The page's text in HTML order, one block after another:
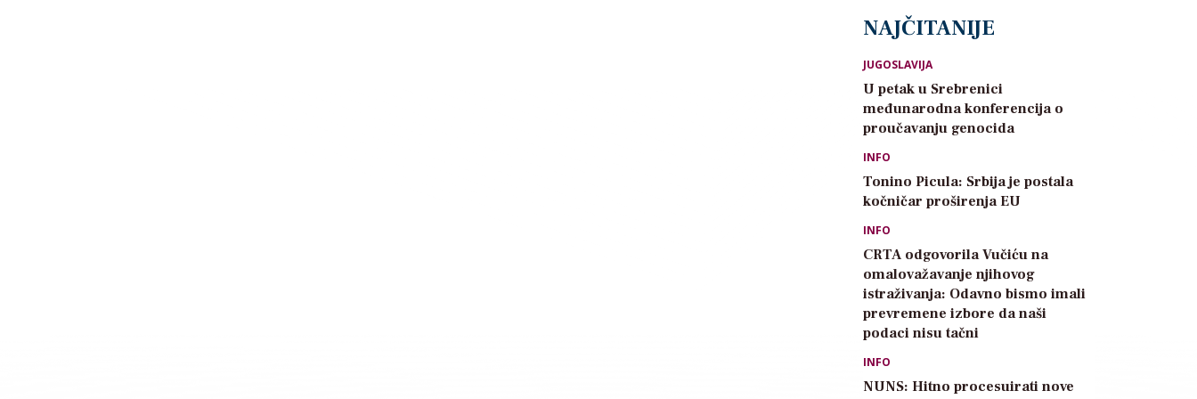
NAJČITANIJE
JUGOSLAVIJA
U petak u Srebrenici
međunarodna konferencija o
proučavanju genocida
INFO
Tonino Picula: Srbija je postala
kočničar proširenja EU
INFO
CRTA odgovorila Vučiću na
omalovažavanje njihovog
istraživanja: Odavno bismo imali
prevremene izbore da naši
podaci nisu tačni
INFO
NUNS: Hitno procesuirati nove